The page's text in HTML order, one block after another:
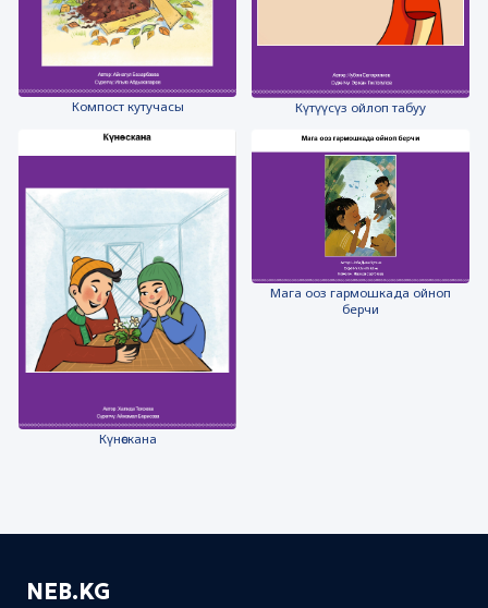
Компост кутучасы Күтүүсүз ойлоп табуу
Күнөскана
Мага ооз гармошкада ойноп
берчи
NEB.KG